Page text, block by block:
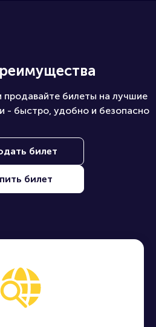
продавайте билеты на лучшие
- быстро, удобно и безопасно
билет
билет